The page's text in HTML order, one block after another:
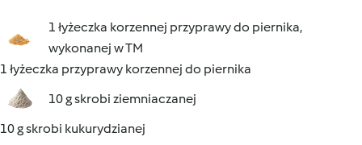
1 łyżeczka korzennej przyprawy do piernika,
wykonanej w TM
1 łyżeczka przyprawy korzennej do piernika
10 g skrobi ziemniaczanej
10 g skrobi kukurydzianej